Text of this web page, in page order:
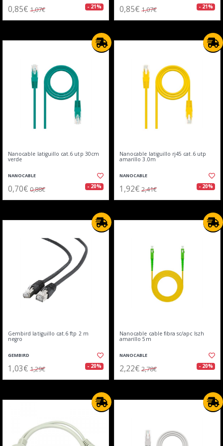
0,85€ 1,07€ - 21% 0,85€ 1,07€ - 21%
Nanocable latiguillo cat.6 utp 30cm
verde
NANOCABLE
0,70€ 0,88€ - 20%
Nanocable latiguillo rj45 cat.6 utp
amarillo 3.0m
NANOCABLE
1,92€ 2,41€ - 20%
Gembird latiguillo cat.6 ftp 2 m
negro
GEMBIRD
1,03€ 1,29€ - 20%
Nanocable cable fibra sc/apc lszh
amarillo 5m
NANOCABLE
2,22€ 2,78€ - 20%